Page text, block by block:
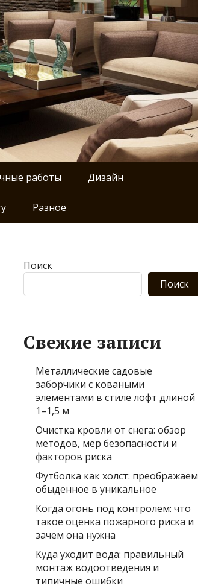
работы Дизайн
Разное
Поиск
Поиск
Свежие записи
Металлические садовые
заборчики с коваными
элементами в стиле лофт длиной
1–1,5 м
Очистка кровли от снега: обзор
методов, мер безопасности и
факторов риска
Футболка как холст: преображаем
обыденное в уникальное
Когда огонь под контролем: что
такое оценка пожарного риска и
зачем она нужна
Куда уходит вода: правильный
монтаж водоотведения и
типичные ошибки